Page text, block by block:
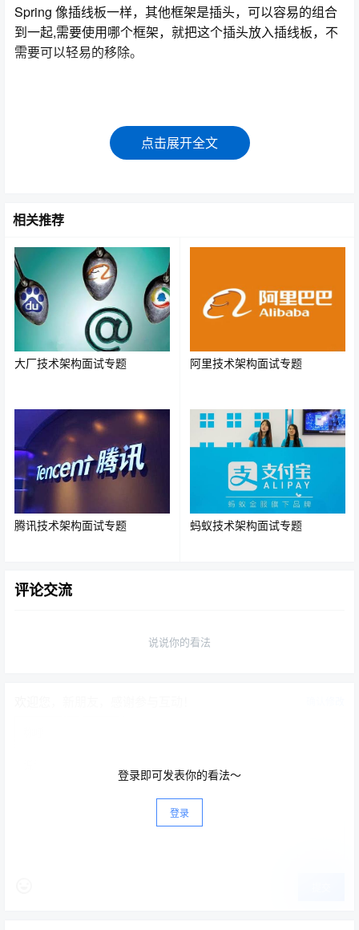
Spring 像插线板一样，其他框架是插头，可以容易的组合
到一起,需要使用哪个框架，就把这个插头放入插线板，不
需要可以轻易的移除。
Spring有七大功能模块，分别是Spring Core，AOP，
1.Spring Core核心容器
Spring的核心容器是其他模块建立的基础，有Spring-
core、Spring-beans、Spring-context、Spring-context-
support和Spring-expression（String表达式语言）等模块
组成。
Injection，DI）等功能。
点击展开全文
相关推荐
大厂技术架构面试专题 阿里技术架构面试专题
腾讯技术架构面试专题 蚂蚁技术架构面试专题
评论交流
说说你的看法
登录即可发表你的看法～
登录